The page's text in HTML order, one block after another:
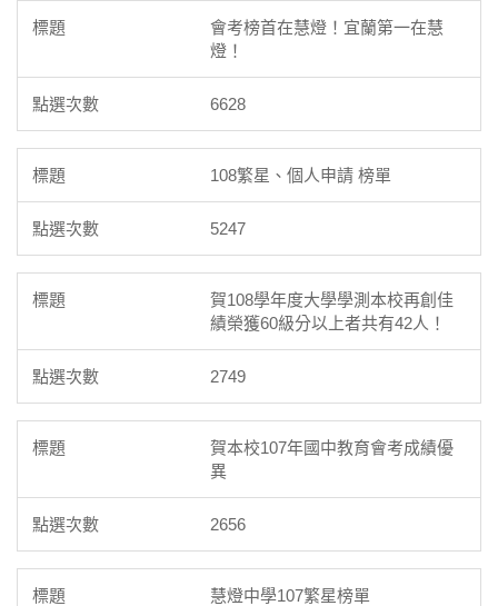
會考榜首在慧燈！宜蘭第一在慧
燈！
6628
108繁星、個人申請 榜單
5247
賀108學年度大學學測本校再創佳
績榮獲60級分以上者共有42人！
2749
賀本校107年國中教育會考成績優
異
2656
慧燈中學107繁星榜單